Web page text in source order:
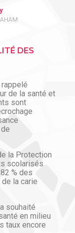
DES
rappelé
de la santé et
sont
la Protection
scolarisés
% des
la carie
souhaité
en milieu
taux encore